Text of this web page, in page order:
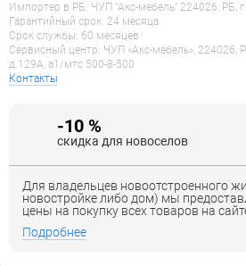
Импортер в РБ: ЧУП "Акс-мебель" 224026, РБ,
Гарантийный срок: 24 месяца
Срок службы: 60 месяцев
Сервисный центр: ЧУП «Акс-мебель», 224026,
д.129А, a1/мтс 500-8-500
Контакты
-10 %
скидка для новоселов
Для владельцев новоотстроенного
новостройке либо дом) мы
цены на покупку всех товаров на
Подробнее